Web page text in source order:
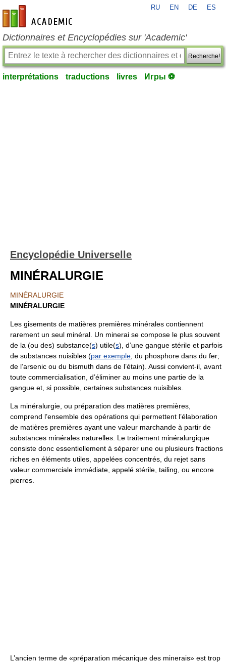
fr-academic.com
RU EN DE ES
Dictionnaires et Encyclopédies sur 'Academic'
Recherche!
interprétations traductions livres Игры ⚽
Encyclopédie Universelle
MINÉRALURGIE
MINÉRALURGIE
MINÉRALURGIE
Les gisements de matières premières minérales contiennent
rarement un seul minéral. Un minerai se compose le plus souvent
de la (ou des) substance(s) utile(s), d’une gangue stérile et parfois
de substances nuisibles (par exemple , du phosphore dans du fer;
de l’arsenic ou du bismuth dans de l’étain). Aussi convient-il, avant
toute commercialisation, d’éliminer au moins une partie de la
gangue et, si possible, certaines substances nuisibles.
La minéralurgie, ou préparation des matières premières,
comprend l’ensemble des opérations qui permettent l’élaboration
de matières premières ayant une valeur marchande à partir de
substances minérales naturelles. Le traitement minéralurgique
consiste donc essentiellement à séparer une ou plusieurs fractions
riches en éléments utiles, appelées concentrés, du rejet sans
valeur commerciale immédiate, appelé stérile, tailing, ou encore
pierres.
L’ancien terme de «préparation mécanique des minerais» est trop